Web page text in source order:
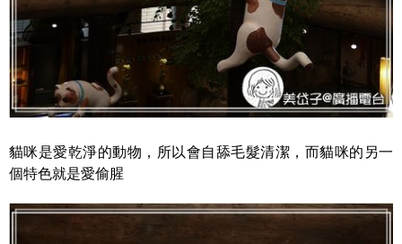
貓咪是愛乾淨的動物，所以會自舔毛髮清潔，而貓咪的另一
個特色就是愛偷腥